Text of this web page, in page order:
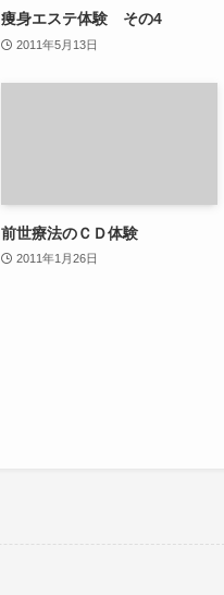
痩身エステ体験 その4
2011年5月13日
前世療法のＣＤ体験
2011年1月26日